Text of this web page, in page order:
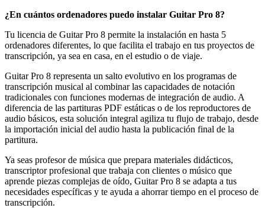
¿En cuántos ordenadores puedo instalar Guitar Pro 8?
Tu licencia de Guitar Pro 8 permite la instalación en hasta 5
ordenadores diferentes, lo que facilita el trabajo en tus proyectos de
transcripción, ya sea en casa, en el estudio o de viaje.
Guitar Pro 8 representa un salto evolutivo en los programas de
transcripción musical al combinar las capacidades de notación
tradicionales con funciones modernas de integración de audio. A
diferencia de las partituras PDF estáticas o de los reproductores de
audio básicos, esta solución integral agiliza tu flujo de trabajo, desde
la importación inicial del audio hasta la publicación final de la
partitura.
Ya seas profesor de música que prepara materiales didácticos,
transcriptor profesional que trabaja con clientes o músico que
aprende piezas complejas de oído, Guitar Pro 8 se adapta a tus
necesidades específicas y te ayuda a ahorrar tiempo en el proceso de
transcripción.